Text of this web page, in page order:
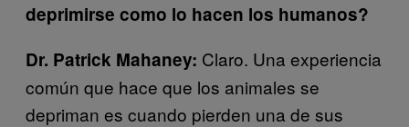
deprimirse como lo hacen los humanos?
Dr. Patrick Mahaney: Claro. Una experiencia
común que hace que los animales se
depriman es cuando pierden una de sus